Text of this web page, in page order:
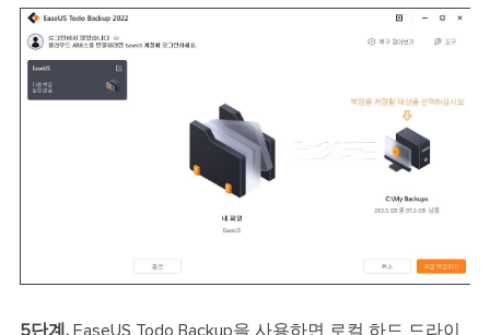
5단계.EaseUS Todo Backup을 사용하면 로컬 하드 드라이